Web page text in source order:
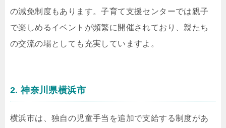
の減免制度もあります。子育て支援センターでは親子
で楽しめるイベントが頻繁に開催されており、親たち
の交流の場としても充実していますよ。
2. 神奈川県横浜市
横浜市は、独自の児童手当を追加で支給する制度があ